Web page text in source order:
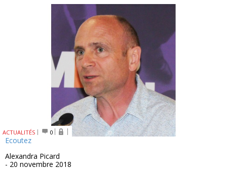
ACTUALITÉS 0
Ecoutez
Alexandra Picard
- 20 novembre 2018